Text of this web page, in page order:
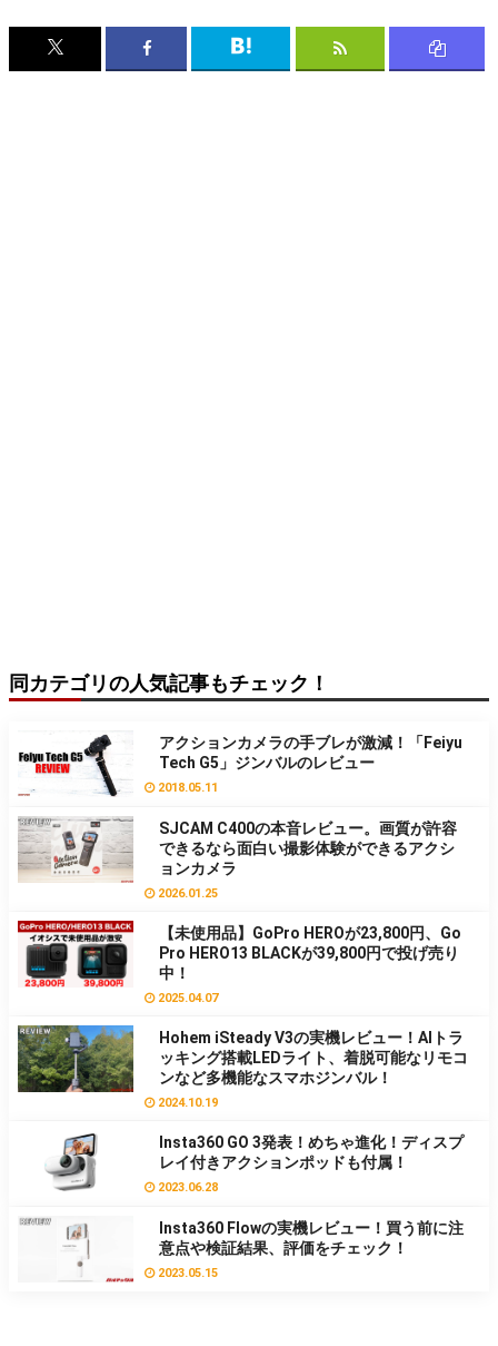
同カテゴリの人気記事もチェック！
アクションカメラの手ブレが激減！「Feiyu
Tech G5」ジンバルのレビュー
2018.05.11
SJCAM C400の本音レビュー。画質が許容
できるなら面白い撮影体験ができるアクシ
ョンカメラ
2026.01.25
【未使用品】GoPro HEROが23,800円、Go
Pro HERO13 BLACKが39,800円で投げ売り
中！
2025.04.07
Hohem iSteady V3の実機レビュー！AIトラ
ッキング搭載LEDライト、着脱可能なリモコ
ンなど多機能なスマホジンバル！
2024.10.19
Insta360 GO 3発表！めちゃ進化！ディスプ
レイ付きアクションポッドも付属！
2023.06.28
Insta360 Flowの実機レビュー！買う前に注
意点や検証結果、評価をチェック！
2023.05.15